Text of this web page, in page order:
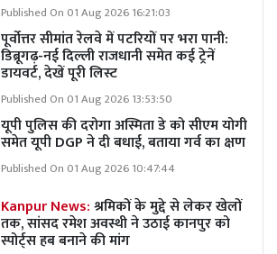
Published On 01 Aug 2026 16:21:03
पूर्वोत्तर सीमांत रेलवे में पटरियों पर भरा पानी:
डिब्रूगढ़-नई दिल्ली राजधानी समेत कई ट्रेनें
डायवर्ट, देखें पूरी लिस्ट
Published On 01 Aug 2026 13:53:50
यूपी पुलिस की दरोगा अस्मिता डे को सीएम योगी
समेत यूपी DGP ने दी बधाई, बताया गर्व का क्षण
Published On 01 Aug 2026 10:47:44
Kanpur News:श्रमिकों के मुद्दे से लेकर खेलों
तक, सांसद रमेश अवस्थी ने उठाई कानपुर को
स्पोर्ट्स हब बनाने की मांग